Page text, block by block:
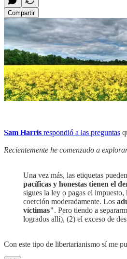
Compartir
Sam Harris respondió a las preguntas
Recientemente he comenzado a
Una vez más, las etiquetas
pacíficas y honestas tienen el
sigues la ley o pagas el
coerción moderadamente. Los
víctimas". Pero tiendo a
logrados allí), (2) el exceso de
Con este tipo de libertarianismo sí me